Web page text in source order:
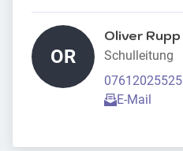
OR
Oliver Rupp
Schulleitung
07612025525
E-Mail